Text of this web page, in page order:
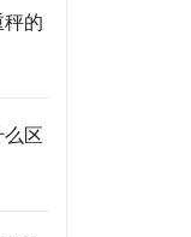
的
区